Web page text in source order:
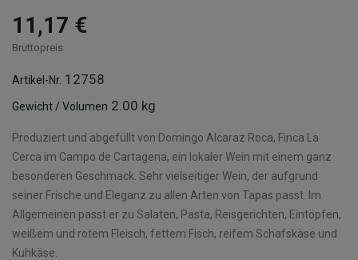
11,17 €
Bruttopreis
Artikel-Nr. 12758
Gewicht / Volumen 2.00 kg
Produziert und abgefüllt von Domingo Alcaraz Roca, Finca La
Cerca im Campo de Cartagena, ein lokaler Wein mit einem ganz
besonderen Geschmack. Sehr vielseitiger Wein, der aufgrund
seiner Frische und Eleganz zu allen Arten von Tapas passt. Im
Allgemeinen passt er zu Salaten, Pasta, Reisgerichten, Eintöpfen,
weißem und rotem Fleisch, fettem Fisch, reifem Schafskäse und
Kuhkäse.